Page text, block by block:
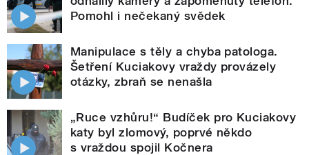
Pomohl i nečekaný svědek
Manipulace s těly a chyba patologa.
Šetření Kuciakovy vraždy provázely
otázky, zbraň se nenašla
„Ruce vzhůru!“ Budíček pro Kuciakovy
katy byl zlomový, poprvé někdo
s vraždou spojil Kočnera